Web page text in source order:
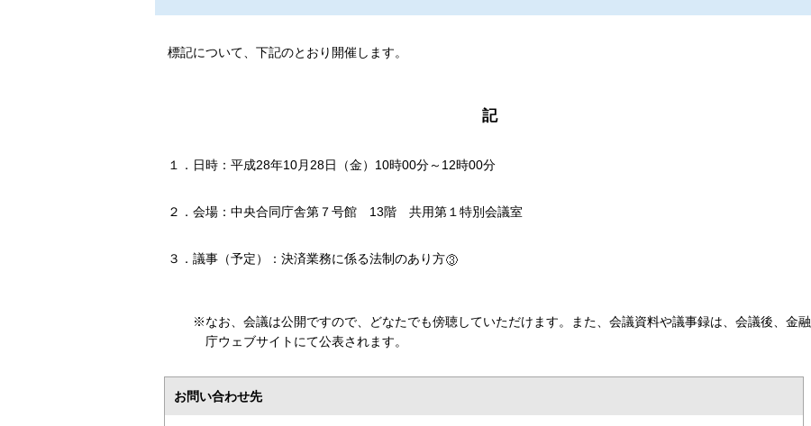
標記について、下記のとおり開催します。
記
１． 日時 ： 平成28年10月28日（金）10時00分～12時00分
２． 会場 ： 中央合同庁舎第７号館 13階 共用第１特別会議室
３． 議事（予定） ： 決済業務に係る法制のあり方
※なお、会議は公開ですので、どなたでも傍聴していただけます。また、会議資料や議事録は、会議後、金融
庁ウェブサイトにて公表されます。
お問い合わせ先